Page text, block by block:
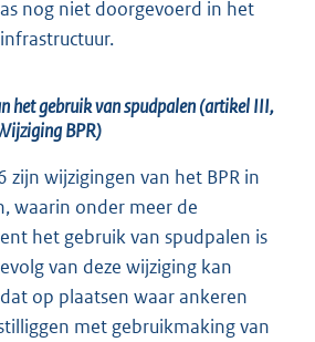
nog niet doorgevoerd in het
het gebruik van spudpalen (artikel III,
BPR)
zijn wijzigingen van het BPR in
waarin onder meer de
het gebruik van spudpalen is
van deze wijziging kan
op plaatsen waar ankeren
met gebruikmaking van